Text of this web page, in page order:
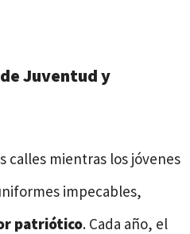
Juventud y
calles mientras los jóvenes
impecables,
patriótico. Cada año, el